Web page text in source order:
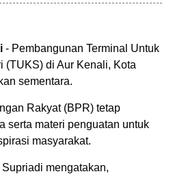
- Pembangunan Terminal Untuk
(TUKS) di Aur Kenali, Kota
sementara.
Rakyat (BPR) tetap
serta materi penguatan untuk
masyarakat.
mengatakan,